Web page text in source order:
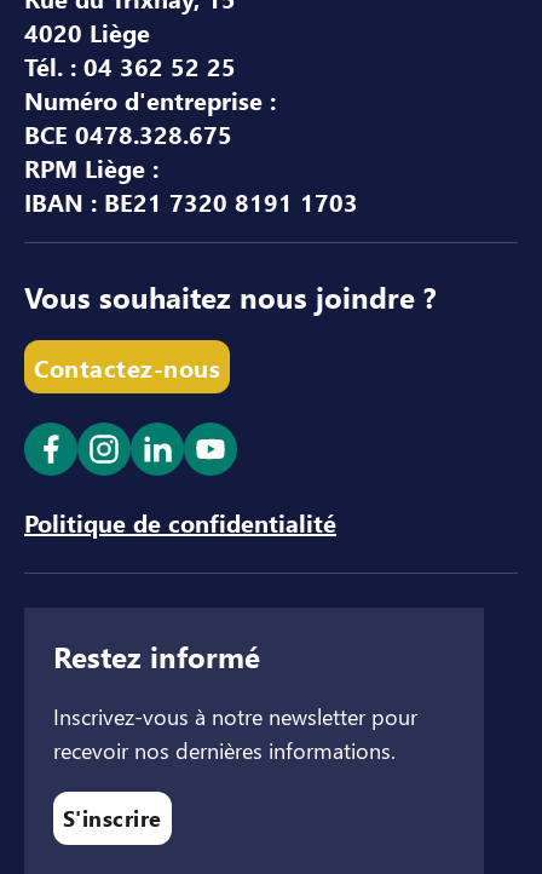
4020 Liège
Tél. : 04 362 52 25
Numéro d'entreprise :
BCE 0478.328.675
RPM Liège :
IBAN : BE21 7320 8191 1703
Vous souhaitez nous joindre ?
Contactez-nous
Ouvrir le lien dans un nouvel onglet
Ouvrir le lien dans un nouvel onglet
Ouvrir le lien dans un nouvel
Ouvrir le lien dans un
Politique de confidentialité
Restez informé
Inscrivez-vous à notre newsletter pour
recevoir nos dernières informations.
S'inscrire